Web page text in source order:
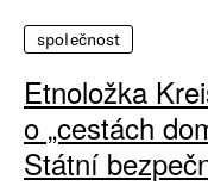
společnost
Etnoložka
o „cestách
Státní